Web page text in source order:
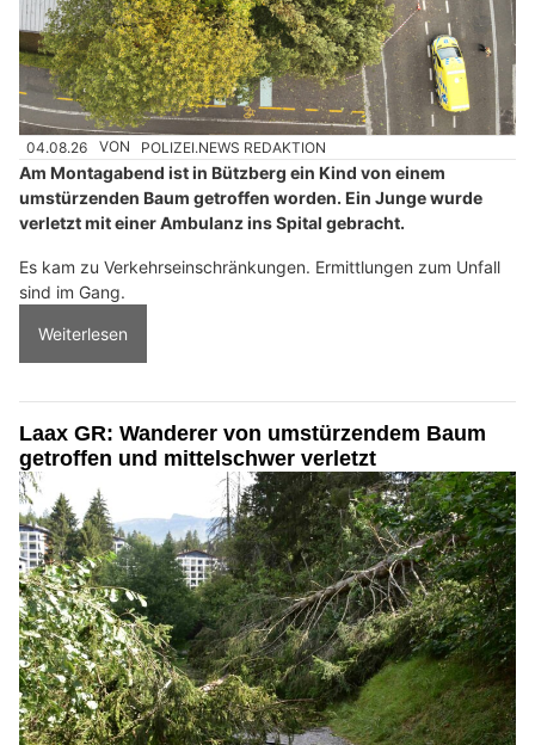
04.08.26 VON POLIZEI.NEWS REDAKTION
Am Montagabend ist in Bützberg ein Kind von einem
umstürzenden Baum getroffen worden. Ein Junge wurde
verletzt mit einer Ambulanz ins Spital gebracht.
Es kam zu Verkehrseinschränkungen. Ermittlungen zum Unfall
sind im Gang.
Weiterlesen
Laax GR: Wanderer von umstürzendem Baum
getroffen und mittelschwer verletzt